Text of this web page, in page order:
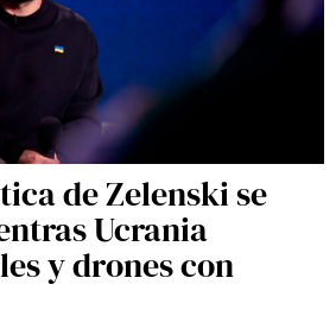
de Zelenski se
Ucrania
y drones con